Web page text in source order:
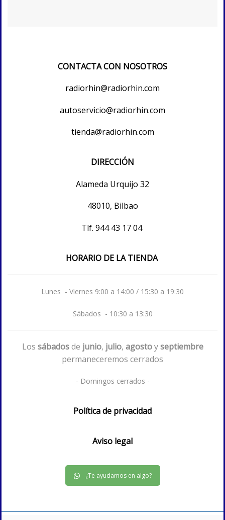
CONTACTA CON NOSOTROS
radiorhin@radiorhin.com
autoservicio@radiorhin.com
tienda@radiorhin.com
DIRECCIÓN
Alameda Urquijo 32
48010, Bilbao
Tlf. 944 43 17 04
HORARIO DE LA TIENDA
Lunes - Viernes 9:00 a 14:00 / 15:30 a 19:30
Sábados - 10:30 a 13:30
Los sábadosde junio, julio, agostoyseptiembre
permaneceremos cerrados
- Domingos cerrados -
Política de privacidad
Aviso legal
¿Te ayudamos en algo?